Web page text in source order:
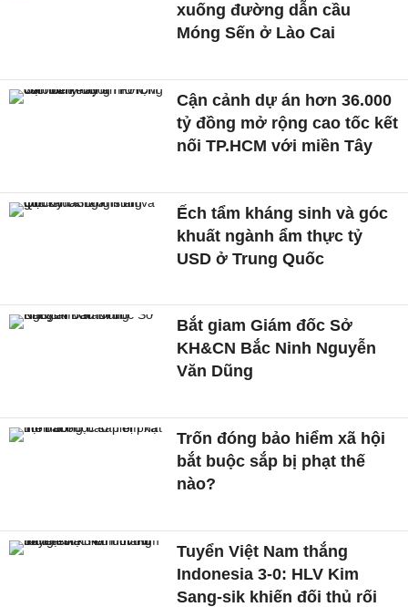
xuống đường dẫn cầu
Móng Sến ở Lào Cai
Cận cảnh dự án hơn 36.000
tỷ đồng mở rộng cao tốc kết
nối TP.HCM với miền Tây
Ếch tẩm kháng sinh và góc
khuất ngành ẩm thực tỷ
USD ở Trung Quốc
Bắt giam Giám đốc Sở
KH&CN Bắc Ninh Nguyễn
Văn Dũng
Trốn đóng bảo hiểm xã hội
bắt buộc sắp bị phạt thế
nào?
Tuyển Việt Nam thắng
Indonesia 3-0: HLV Kim
Sang-sik khiến đối thủ rối